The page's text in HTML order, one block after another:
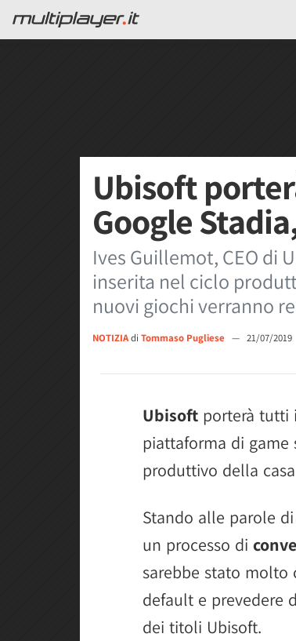
Ubisoft
Google
Ives Guillemot, CEO di
inserita nel ciclo
nuovi giochi verranno
NOTIZIAdi Tommaso Pugliese — 21/07/2019
Ubisoft porterà tutti
piattaforma di game
produttivo della
Stando alle parole
un processo di
sarebbe stato molto
default e prevedere
dei titoli Ubisoft.